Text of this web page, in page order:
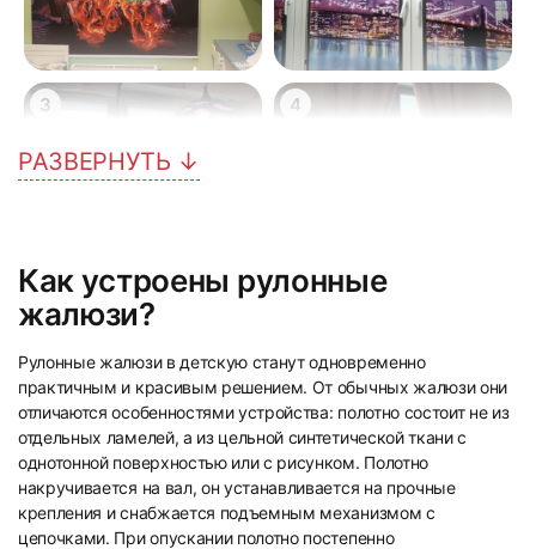
3 4
5 6
7 8
РАЗВЕРНУТЬ ↓
Как устроены рулонные
жалюзи?
Рулонные жалюзи в детскую станут одновременно
практичным и красивым решением. От обычных жалюзи они
отличаются особенностями устройства: полотно состоит не из
отдельных ламелей, а из цельной синтетической ткани с
однотонной поверхностью или с рисунком. Полотно
накручивается на вал, он устанавливается на прочные
крепления и снабжается подъемным механизмом с
цепочками. При опускании полотно постепенно